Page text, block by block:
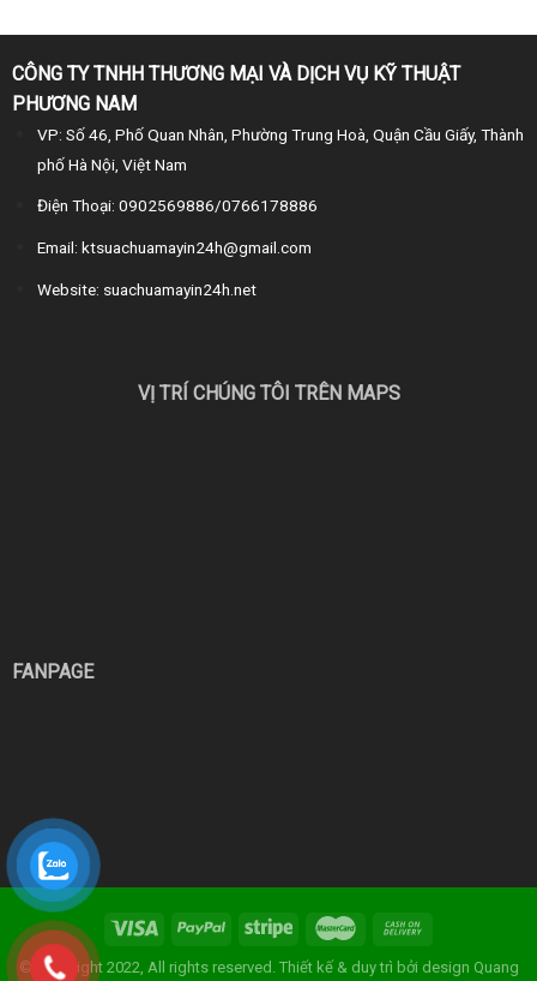
CÔNG TY TNHH THƯƠNG MẠI VÀ DỊCH VỤ KỸ THUẬT
PHƯƠNG NAM
VP: Số 46, Phố Quan Nhân, Phường Trung Hoà, Quận Cầu Giấy, Thành
phố Hà Nội, Việt Nam
Điện Thoại: 0902569886/0766178886
Email: ktsuachuamayin24h@gmail.com
Website: suachuamayin24h.net
VỊ TRÍ CHÚNG TÔI TRÊN MAPS
FANPAGE
© Copyright 2022, All rights reserved. Thiết kế & duy trì bởi design Quang